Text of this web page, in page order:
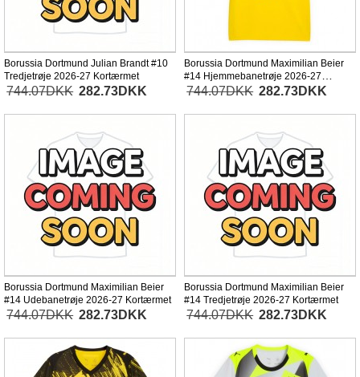
Borussia Dortmund Julian Brandt #10
Tredjetrøje 2026-27 Kortærmet
744.07DKK 282.73DKK
Borussia Dortmund Maximilian Beier
#14 Hjemmebanetrøje 2026-27
Kortærmet
744.07DKK 282.73DKK
Borussia Dortmund Maximilian Beier
#14 Udebanetrøje 2026-27 Kortærmet
744.07DKK 282.73DKK
Borussia Dortmund Maximilian Beier
#14 Tredjetrøje 2026-27 Kortærmet
744.07DKK 282.73DKK